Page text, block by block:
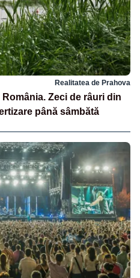
Realitatea de Prahova
Zeci de râuri din
până sâmbătă